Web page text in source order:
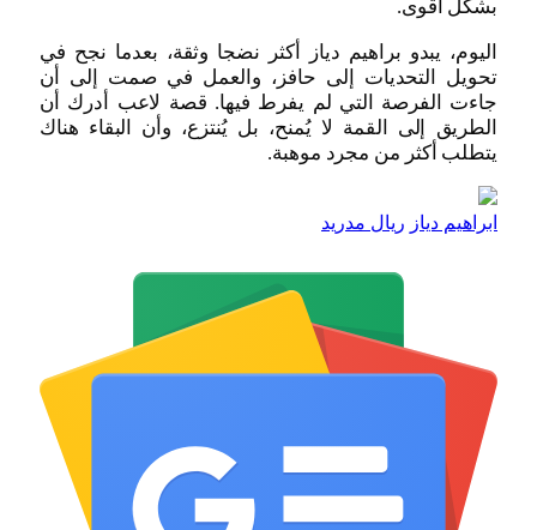
بشكل أقوى.
اليوم، يبدو براهيم دياز أكثر نضجا وثقة، بعدما نجح في
تحويل التحديات إلى حافز، والعمل في صمت إلى أن
جاءت الفرصة التي لم يفرط فيها. قصة لاعب أدرك أن
الطريق إلى القمة لا يُمنح، بل يُنتزع، وأن البقاء هناك
يتطلب أكثر من مجرد موهبة.
ابراهيم دياز ريال مدريد